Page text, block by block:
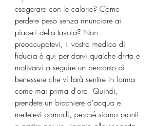
esagerare con le calorie? Come
perdere peso senza rinunciare ai
piaceri della tavola? Non
preoccupatevi, il vostro medico di
fiducia è qui per darvi qualche dritta e
motivarvi a seguire un percorso di
benessere che vi farà sentire in forma
come mai prima d'ora. Quindi,
prendete un bicchiere d'acqua e
mettetevi comodi, perché siamo pronti